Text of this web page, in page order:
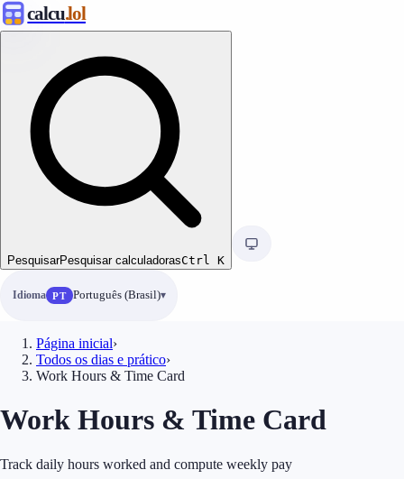
calcu.lol
PesquisarPesquisar calculadorasCtrl K
Idioma PT Português (Brasil)
Página inicial›
Todos os dias e prático›
Work Hours & Time Card
Work Hours & Time Card
Track daily hours worked and compute weekly pay